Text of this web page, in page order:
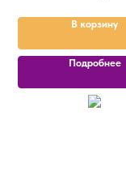
В корзину
Подробнее